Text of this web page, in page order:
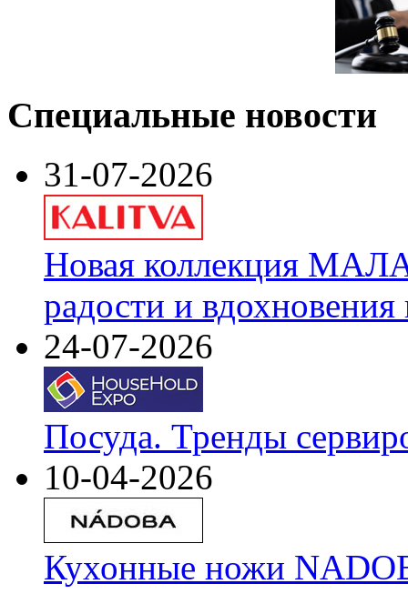
Специальные новости
31-07-2026
Новая коллекция
радости и
24-07-2026
Посуда. Тренды
10-04-2026
Кухонные ножи